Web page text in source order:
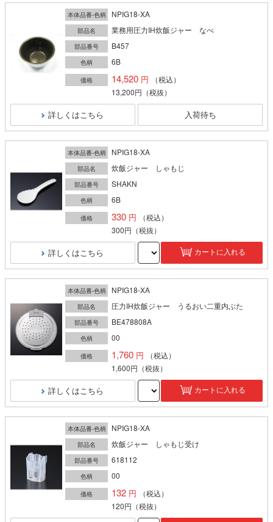
本体品番-色柄 NPIG18-XA
部品名 業務用圧力IH炊飯ジャー なべ
部品番号 B457
色柄 6B
価格 14,520
（税込）
13,200円 （税抜）
詳しくはこちら 入荷待ち
本体品番-色柄 NPIG18-XA
部品名 炊飯ジャー しゃもじ
部品番号 SHAKN
色柄 6B
価格 330
（税込）
300円 （税抜）
詳しくはこちら カートに入れる
本体品番-色柄 NPIG18-XA
部品名 圧力IH炊飯ジャー うるおい二重内ぶた
部品番号 BE478808A
色柄 00
価格 1,760
（税込）
1,600円 （税抜）
詳しくはこちら カートに入れる
本体品番-色柄 NPIG18-XA
部品名 炊飯ジャー しゃもじ受け
部品番号 618112
色柄 00
価格 132
（税込）
120円 （税抜）